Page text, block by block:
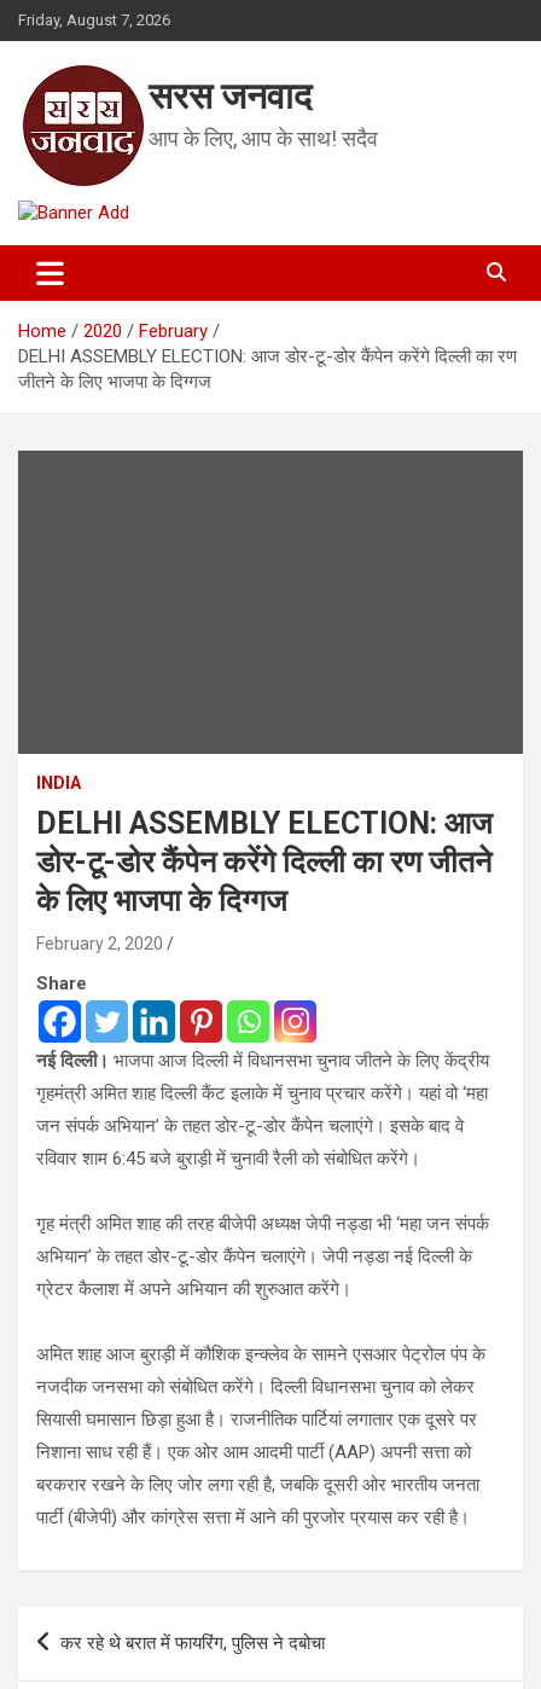
Skip
to
Friday, August 7, 2026
सरस जनवाद
आप के लिए, आप के साथ! सदैव
Home 2020
February
DELHI ASSEMBLY ELECTION: आज डोर-टू-डोर कैंपेन करेंगे दिल्ली का रण
जीतने के लिए भाजपा के दिग्गज
INDIA
DELHI ASSEMBLY ELECTION: आज
डोर-टू-डोर कैंपेन करेंगे दिल्ली का रण जीतने
के लिए भाजपा के दिग्गज
February 2, 2020
Share
नई दिल्ली। भाजपा आज दिल्ली में विधानसभा चुनाव जीतने के लिए केंद्रीय
गृहमंत्री अमित शाह दिल्ली कैंट इलाके में चुनाव प्रचार करेंगे। यहां वो ‘महा
जन संपर्क अभियान’ के तहत डोर-टू-डोर कैंपेन चलाएंगे। इसके बाद वे
रविवार शाम 6:45 बजे बुराड़ी में चुनावी रैली को संबोधित करेंगे।
गृह मंत्री अमित शाह की तरह बीजेपी अध्यक्ष जेपी नड्डा भी ‘महा जन संपर्क
अभियान’ के तहत डोर-टू-डोर कैंपेन चलाएंगे। जेपी नड्डा नई दिल्ली के
ग्रेटर कैलाश में अपने अभियान की शुरुआत करेंगे।
अमित शाह आज बुराड़ी में कौशिक इन्क्लेव के सामने एसआर पेट्रोल पंप के
नजदीक जनसभा को संबोधित करेंगे। दिल्ली विधानसभा चुनाव को लेकर
सियासी घमासान छिड़ा हुआ है। राजनीतिक पार्टियां लगातार एक दूसरे पर
निशाना साध रही हैं। एक ओर आम आदमी पार्टी (AAP) अपनी सत्ता को
बरकरार रखने के लिए जोर लगा रही है, जबकि दूसरी ओर भारतीय जनता
पार्टी (बीजेपी) और कांग्रेस सत्ता में आने की पुरजोर प्रयास कर रही है।
Post
कर रहे थे बरात में फायरिंग, पुलिस ने दबोचा